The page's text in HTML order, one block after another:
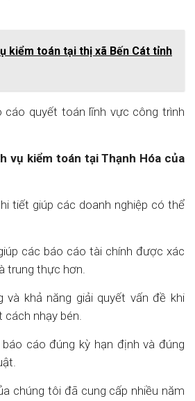
kiểm toán tại thị xã Bến Cát tỉnh
quyết toán lĩnh vực công trình
vụ kiểm toán tại Thạnh Hóa của
tiết giúp các doanh nghiệp có thể
các báo cáo tài chính được xác
trung thực hơn.
khả năng giải quyết vấn đề khi
nhạy bén.
cáo đúng kỳ hạn định và đúng
chúng tôi đã cung cấp nhiều năm